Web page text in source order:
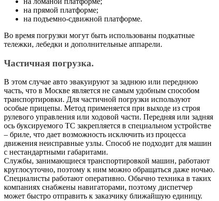
на прямой платформе;
на подъемно-сдвижной платформе.
Во время погрузки могут быть использованы подкатные
тележки, лебедки и дополнительные аппарели.
Частичная погрузка.
В этом случае авто эвакуируют за заднюю или переднюю
часть, что в Москве является не самым удобным способом
транспортировки. Для частичной погрузки используют
особые прицепы. Метод применяется при выходе из строя
рулевого управления или ходовой части. Передняя или задняя
ось буксируемого ТС закрепляется в специальном устройстве
– бриле, что дает возможность исключить из процесса
движения неисправные узлы. Способ не подходит для машин
с нестандартными габаритами.
Службы, занимающиеся транспортировкой машин, работают
круглосуточно, поэтому к ним можно обращаться даже ночью.
Специалисты работают оперативно. Обычно техника в таких
компаниях снабжены навигаторами, поэтому диспетчер
может быстро отправить к заказчику ближайшую единицу.